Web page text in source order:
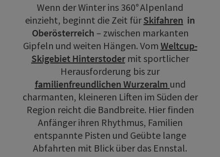
Wenn der Winter ins 360° Alpenland
einzieht, beginnt die Zeit fürSkifahren in
Oberösterreich – zwischen markanten
Gipfeln und weiten Hängen. Vom Weltcup-
Skigebiet Hinterstodermit sportlicher
Herausforderung bis zur
familienfreundlichen Wurzeralm und
charmanten, kleineren Liften im Süden der
Region reicht die Bandbreite. Hier finden
Anfänger ihren Rhythmus, Familien
entspannte Pisten und Geübte lange
Abfahrten mit Blick über das Ennstal.